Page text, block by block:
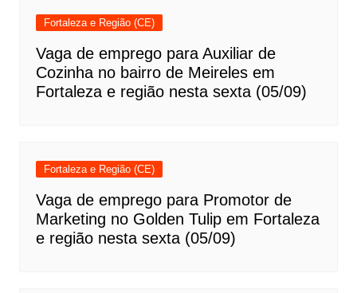
Fortaleza e Região (CE)
Vaga de emprego para Auxiliar de
Cozinha no bairro de Meireles em
Fortaleza e região nesta sexta (05/09)
Fortaleza e Região (CE)
Vaga de emprego para Promotor de
Marketing no Golden Tulip em Fortaleza
e região nesta sexta (05/09)